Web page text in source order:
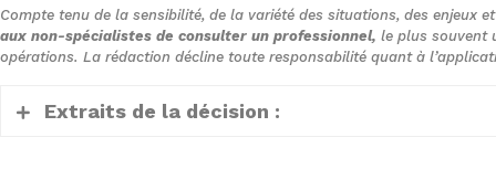
Compte tenu de la sensibilité, de la variété des situations, des enjeux
aux non-spécialistes de consulter un professionnel, le plus souvent
opérations. La rédaction décline toute responsabilité quant à
Extraits de la décision :